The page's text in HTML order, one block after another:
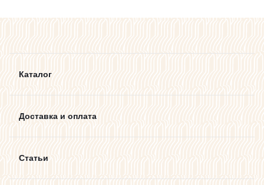
Каталог
Доставка и оплата
Статьи